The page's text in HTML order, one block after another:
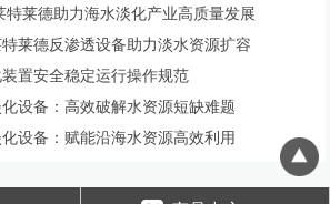
莱德助力海水淡化产业高质量发展
莱德反渗透设备助力淡水资源扩容
置安全稳定运行操作规范
设备：高效破解水资源短缺难题
设备：赋能沿海水资源高效利用